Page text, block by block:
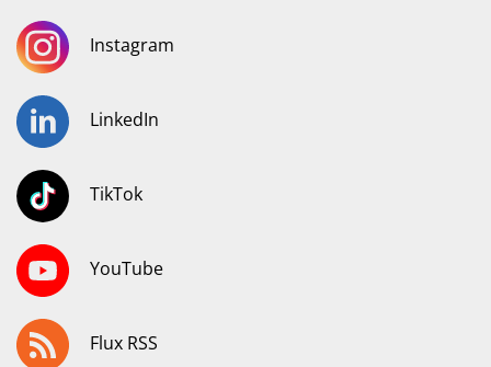
Instagram
LinkedIn
TikTok
YouTube
Flux RSS